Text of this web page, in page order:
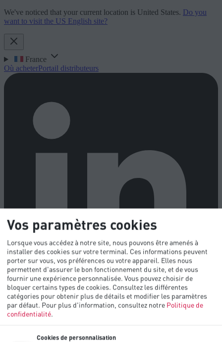
We've noticed that your current location is United States. Do you
want to visit the US English site?
France
Où acheterPortail distributeurs
Vos paramètres cookies
Lorsque vous accédez à notre site, nous pouvons être amenés à
installer des cookies sur votre terminal. Ces informations peuvent
porter sur vous, vos préférences ou votre appareil. Elles nous
permettent d'assurer le bon fonctionnement du site, et de vous
fournir une expérience personnalisée. Vous pouvez choisir de
bloquer certains types de cookies. Consultez les différentes
catégories pour obtenir plus de détails et modifier les paramètres
par défaut. Pour plus d'information, consultez notre Politique de
confidentialité.
Cookies de personnalisation